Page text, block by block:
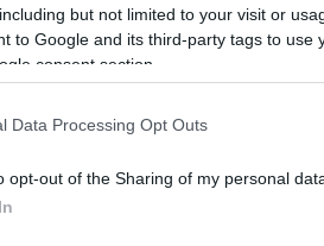
but not limited to your visit or
to Google and its third-party tags to use
consent section.
Data Processing Opt Outs
opt-out of the Sharing of my personal
dos ingredientes?